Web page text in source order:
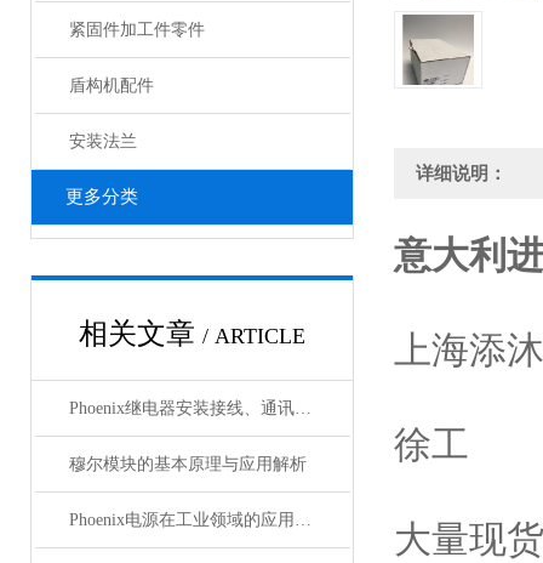
紧固件加工件零件
盾构机配件
安装法兰
更多分类
相关文章 / ARTICLE
Phoenix继电器安装接线、通讯集成与故障诊断指南
穆尔模块的基本原理与应用解析
Phoenix电源在工业领域的应用与优势
详细说明：
意大利
上海添
徐工
大量现